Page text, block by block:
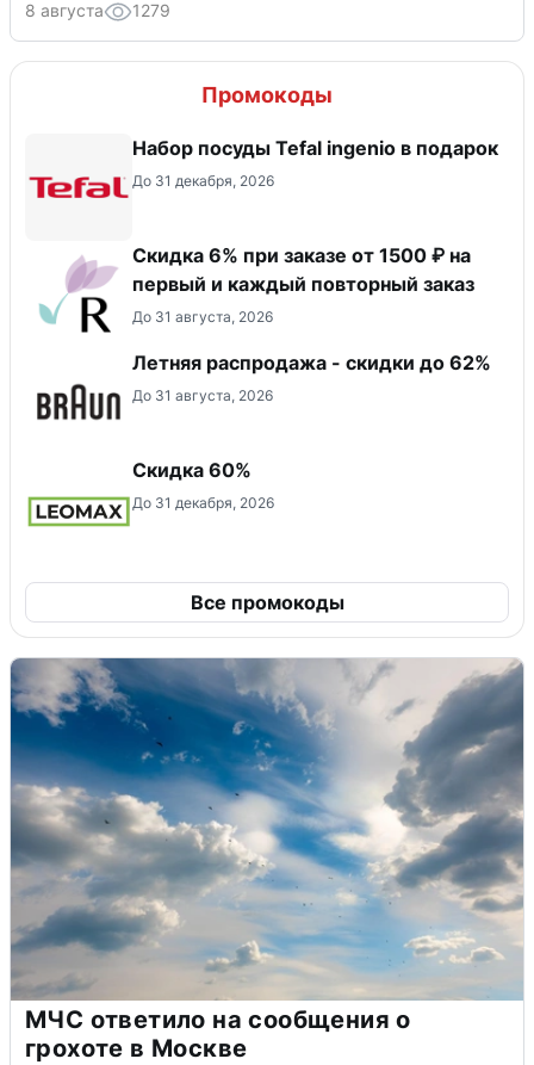
8 августа 1279
Промокоды
Набор посуды Tefal ingenio в подарок
До 31 декабря, 2026
Скидка 6% при заказе от 1500 ₽ на
первый и каждый повторный заказ
До 31 августа, 2026
Летняя распродажа - скидки до 62%
До 31 августа, 2026
Скидка 60%
До 31 декабря, 2026
Все промокоды
МЧС ответило на сообщения о
грохоте в Москве